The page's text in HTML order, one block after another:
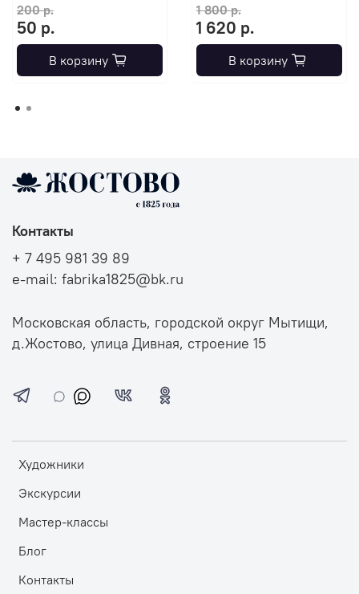
200 р.
50 р.
В корзину
1 800 р.
1 620 р.
В корзину
Художники
Экскурсии
Мастер-классы
Блог
Контакты
Контакты
+ 7 495 981 39 89
e-mail: fabrika1825@bk.ru
Московская область, городской округ Мытищи,
д.Жостово, улица Дивная, строение 15